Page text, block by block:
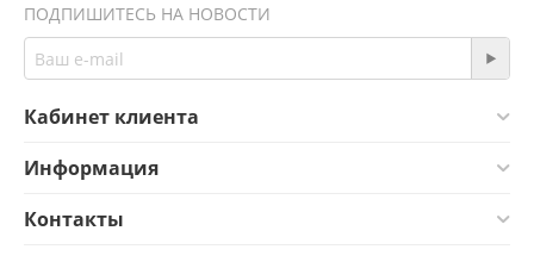
ПОДПИШИТЕСЬ НА НОВОСТИ
Кабинет клиента
Информация
Контакты